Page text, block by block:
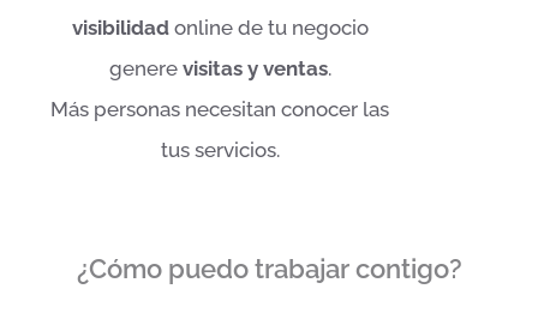
visibilidadonline de tu negocio
generevisitas y ventas.
Más personas necesitan conocer las
tus servicios.
¿Cómo puedo trabajar contigo?